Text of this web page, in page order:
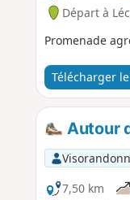
Départ à
Promenade
Télécharger le
Autour
7,50 km